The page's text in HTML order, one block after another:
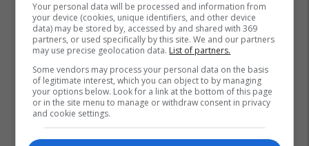
Your personal data will be processed and information from
your device (cookies, unique identifiers, and other device
data) may be stored by, accessed by and shared with 369
partners, or used specifically by this site. We and our partners
may use precise geolocation data. List of partners.
Some vendors may process your personal data on the basis
of legitimate interest, which you can object to by managing
your options below. Look for a link at the bottom of this page
or in the site menu to manage or withdraw consent in privacy
and cookie settings.